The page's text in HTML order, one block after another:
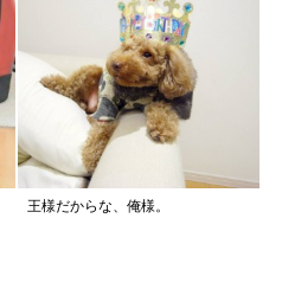
王様だからな、俺様。